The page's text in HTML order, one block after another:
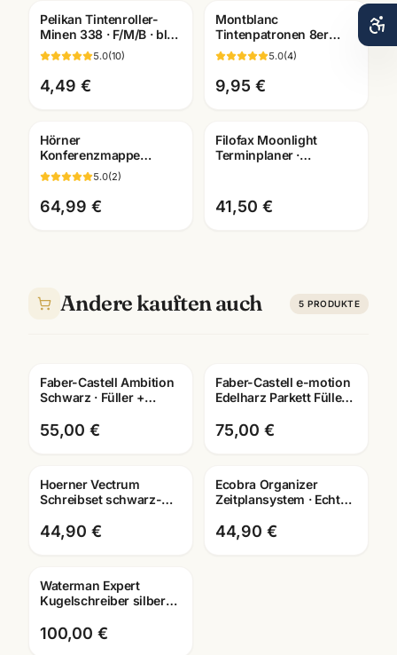
Gravur
Pelikan Tintenroller-
Minen 338 · F/M/B · blau
+ schwarz · Refill für
Rollerball
5.0(10)
4,49 €
Montblanc
Tintenpatronen 8er
Pack · alle Farben ·
passend für Montblanc
Füller
5.0(4)
9,95 €
Hörner
Konferenzmappe
Echtleder ·
verschiedene
Ausfuehrungen ·
Bueroausstattung
5.0(2)
64,99 €
Filofax Moonlight
Terminplaner ·
Groesse
41,50 €
Andere kauften auch 5 PRODUKTE
Faber-Castell Ambition
Schwarz · Füller +
Kugelschreiber · mit
Lasergravur
55,00 €
Faber-Castell e-motion
Edelharz Parkett Füller ·
75,00 €
Gravur
Hoerner Vectrum
Schreibset schwarz-
Füller/Tintenroller/Kugelschreiber
wählbar
44,90 €
Ecobra Organizer
Zeitplansystem · Echtes
2026
44,90 €
Gravur
Waterman Expert
Kugelschreiber silber
Sammlerstueck ·
Premium-Schreibgerät
100,00 €